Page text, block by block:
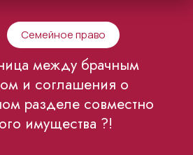
Семейное право
между брачным
и соглашения о
разделе совместно
имущества ?!